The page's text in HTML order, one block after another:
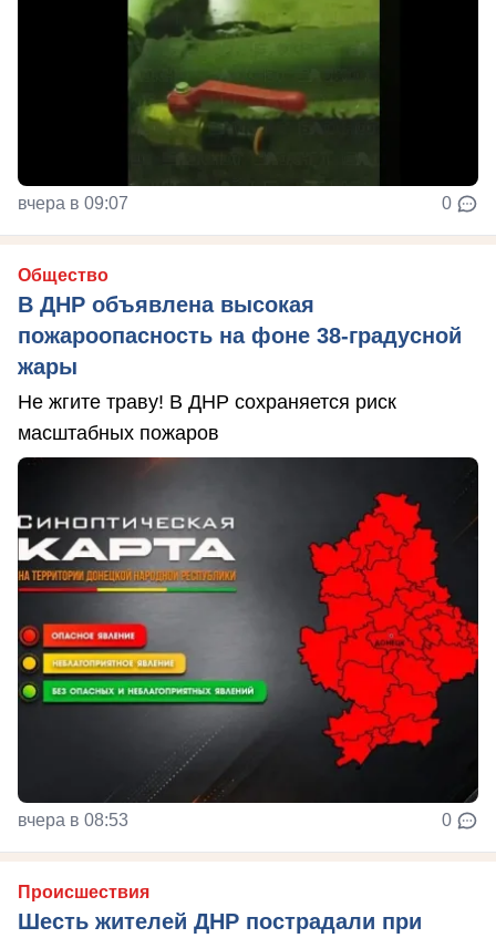
вчера в 09:07 0
Общество
В ДНР объявлена высокая
пожароопасность на фоне 38-градусной
жары
Не жгите траву! В ДНР сохраняется риск
масштабных пожаров
вчера в 08:53 0
Происшествия
Шесть жителей ДНР пострадали при